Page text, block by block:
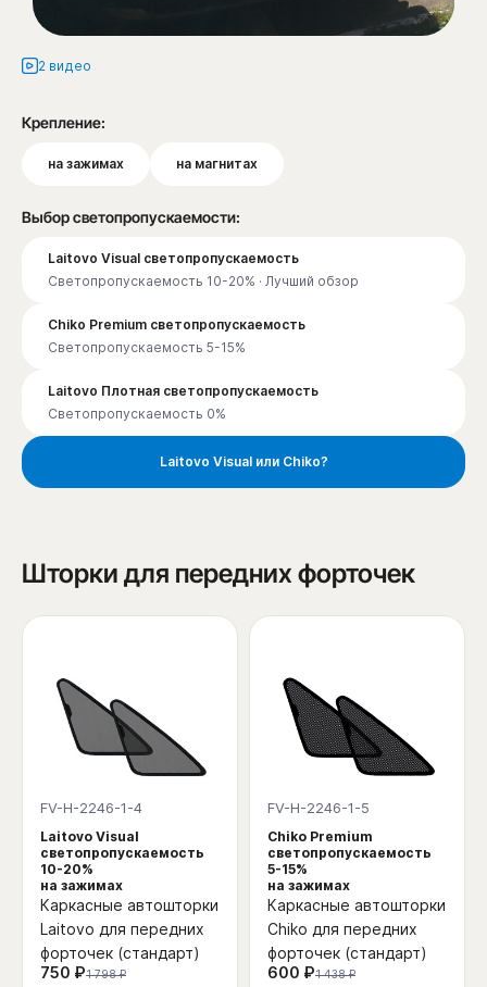
2 видео
Крепление:
на зажимах на магнитах
Выбор светопропускаемости:
Laitovo Visual светопропускаемость
Светопропускаемость 10-20% · Лучший обзор
Chiko Premium светопропускаемость
Светопропускаемость 5-15%
Laitovo Плотная светопропускаемость
Светопропускаемость 0%
Laitovo Visual или Chiko?
Шторки для передних форточек
FV-H-2246-1-4
Laitovo Visual
светопропускаемость
10-20%
на зажимах
Каркасные автошторки
Laitovo для передних
форточек (стандарт)
750 ₽1 798 ₽
FV-H-2246-1-5
Chiko Premium
светопропускаемость
5-15%
на зажимах
Каркасные автошторки
Chiko для передних
форточек (стандарт)
600 ₽1 438 ₽